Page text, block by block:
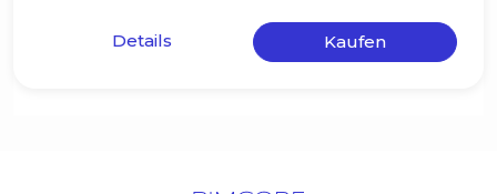
Details Kaufen